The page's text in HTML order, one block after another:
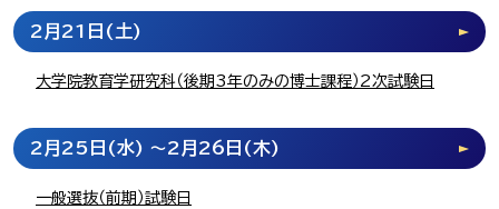
2月21日 (土)
大学院教育学研究科（後期3年のみの博士課程）2次試験日
2月25日 (水) ～2月26日 (木)
一般選抜（前期）試験日